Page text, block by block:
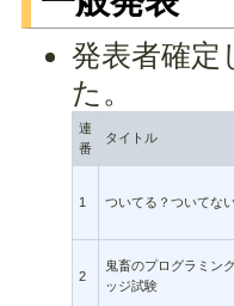
発表者確
た。
連
番
タイトル
1 ついてる？ついてな
2
鬼畜のプログラミン
ッジ試験